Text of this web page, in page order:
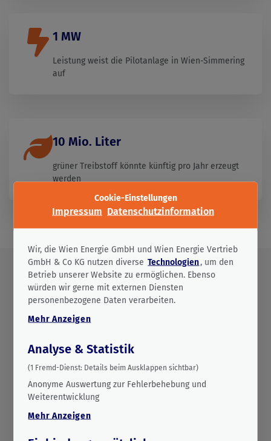
1 MW
Leistung weist die Pilotanlage in Wien-Simmering
auf
10 Mio. Liter
grüner Treibstoff könnte künftig pro Jahr erzeugt
werden
Unser Projekt im Detail
Holzabfälle, Klärschlamm oder Rückstände aus der
Papierindustrie) herzustellen. Dieses Synthesegas wird
direkt vor Ort weiterverwertet, unter anderem zur Produktion
von Vorstufen von erneuerbarem und CO2-neutralem Diesel.
Ebenfalls ist die Produktion von
Forschungsprojektes.
Cookie-Einstellungen
Impressum Datenschutzinformation
Bitte treffen Sie zunächst Ihre Auswahl zu den
Wir, die Wien Energie GmbH und Wien Energie Vertrieb
GmbH & Co KG nutzen diverse Technologien, um den
Betrieb unserer Website zu ermöglichen. Ebenso
würden wir gerne mit externen Diensten
personenbezogene Daten verarbeiten.
MehrAnzeigen
Analyse & Statistik
(1 Fremd-Dienst: Details beim Ausklappen sichtbar)
Anonyme Auswertung zur Fehlerbehebung und
Weiterentwicklung
MehrAnzeigen